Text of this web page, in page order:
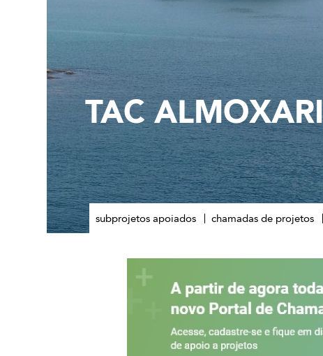
TAC
subprojetos apoiados chamadas de projetos